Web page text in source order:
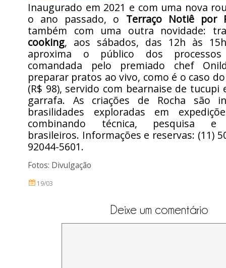
Inaugurado em 2021 e com uma nova
o ano passado, o Terraço Notiê por
também com uma outra novidade:
cooking, aos sábados, das 12h às
aproxima o público dos
comandada pelo premiado chef
preparar pratos ao vivo, como é o caso
(R$ 98), servido com bearnaise de tucupi
garrafa. As criações de Rocha são
brasilidades exploradas em
combinando técnica, pesquisa e
brasileiros. Informações e reservas: (11)
92044-5601.
Fotos: Divulgação
19/03
Deixe um comentário